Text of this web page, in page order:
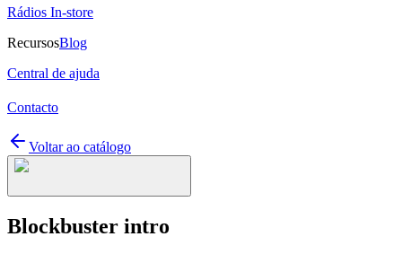
Rádios In-store
RecursosBlog
Central de ajuda
Contacto
Voltar ao catálogo
Blockbuster intro